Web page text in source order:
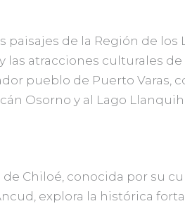
de la Región de los
las atracciones culturales
pueblo de Puerto Varas,
Osorno y al Lago
Chiloé, conocida por su
explora la histórica